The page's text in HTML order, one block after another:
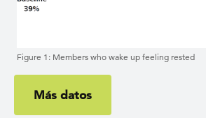
Figure 1: Members who wake up feeling rested
Más datos